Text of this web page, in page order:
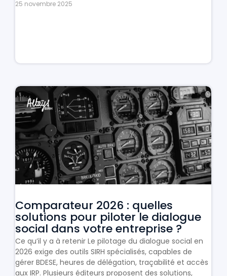
25 novembre 2025
Comparateur 2026 : quelles
solutions pour piloter le dialogue
social dans votre entreprise ?
Ce qu’il y a à retenir Le pilotage du dialogue social en
2026 exige des outils SIRH spécialisés, capables de
gérer BDESE, heures de délégation, traçabilité et accès
aux IRP. Plusieurs éditeurs proposent des solutions,